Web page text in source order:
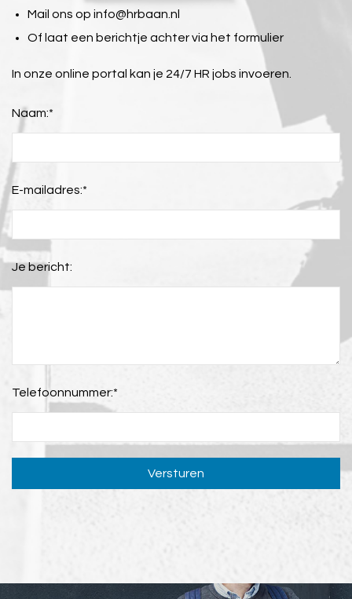
Mail ons op info@hrbaan.nl
Of laat een berichtje achter via het formulier
In onze online portal kan je 24/7 HR jobs invoeren.
Naam:*
E-mailadres:*
Je bericht:
Telefoonnummer:*
Versturen